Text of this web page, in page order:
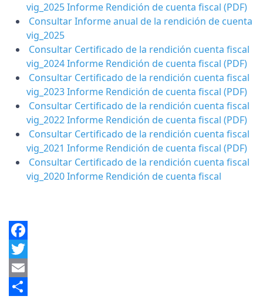
vig_2025 Informe Rendición de cuenta fiscal (PDF)
ConsultarInforme anual de la rendición de cuenta
vig_2025
Consultar Certificado de la rendición cuenta fiscal
vig_2024 Informe Rendición de cuenta fiscal (PDF)
Consultar Certificado de la rendición cuenta fiscal
vig_2023 Informe Rendición de cuenta fiscal (PDF)
Consultar Certificado de la rendición cuenta fiscal
vig_2022 Informe Rendición de cuenta fiscal (PDF)
Consultar Certificado de la rendición cuenta fiscal
vig_2021 Informe Rendición de cuenta fiscal (PDF)
Consultar Certificado de la rendición cuenta fiscal
vig_2020 Informe Rendición de cuenta fiscal
Facebook
Twitter
Email